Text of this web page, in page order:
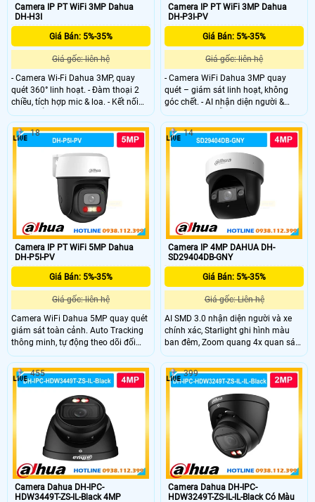
Camera IP PT WiFi 3MP Dahua
DH-H3I
Giá Bán: 5%-35%
Giá gốc: liên hệ
- Camera Wi-Fi Dahua 3MP, quay
quét 360° linh hoạt. - Đàm thoại 2
chiều, tích hợp mic & loa. - Kết nối
Wi-Fi 6 ổn định, xem từ xa qua điện
thoại.
Camera IP PT WiFi 3MP Dahua
DH-P3I-PV
Giá Bán: 5%-35%
Giá gốc: liên hệ
- Camera WiFi Dahua 3MP quay
quét – giám sát linh hoạt, không
góc chết. - AI nhận diện người &
phương tiện, hỗ trợ Auto Tracking
thông minh. - Quan sát ban đêm
30m với 4 chế độ (có màu ban
đêm). - Đàm thoại 2 chiều, tích hợp
loa cảnh báo an ninh.
Camera IP PT WiFi 5MP Dahua
DH-P5I-PV
Giá Bán: 5%-35%
Giá gốc: liên hệ
Camera WiFi Dahua 5MP quay quét
giám sát toàn cảnh. Auto Tracking
thông minh, tự động theo dõi đối
tượng. Cảnh báo chủ động bằng còi
hú & đèn chớp khi có xâm nhập. Ghi
hình ban đêm có màu với đèn kép
thông minh 30m. Đàm thoại 2
chiều, kết nối WiFi 6 + Bluetooth tiện
lợi
18
Camera IP 4MP DAHUA DH-
SD29404DB-GNY
Giá Bán: 5%-35%
Giá gốc: Liên hệ
AI SMD 3.0 nhận diện người và xe
chính xác, Starlight ghi hình màu
ban đêm, Zoom quang 4x quan sát
rõ ở nhiều khoảng cách.
14
Camera Dahua DH-IPC-
HDW3449T-ZS-IL-Black 4MP
455
Camera Dahua DH-IPC-
HDW3249T-ZS-IL-IL-Black Có Màu
399